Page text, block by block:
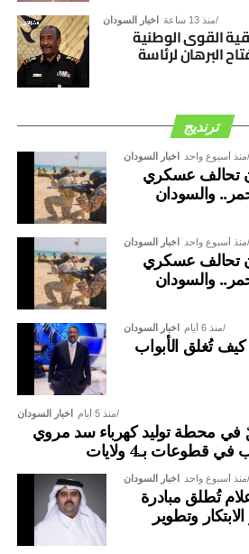
اخبار السودان منذ 13 ساعة
القوى الوطنية
البرهان لرئاسة
ترنديج
اخبار السودان منذ أسبوع واحد
تحالف عسكري
والسودان
اخبار السودان منذ أسبوع واحد
تحالف عسكري
والسودان
اخبار السودان منذ 6 أيام
تُغلق الأبواب
اخبار السودان منذ 5 أيام
في محطة توليد كهرباء سد مروي
قطوعات بـ4 ولايات
اخبار السودان منذ أسبوع واحد
تُطلق مبادرة
وتطوير